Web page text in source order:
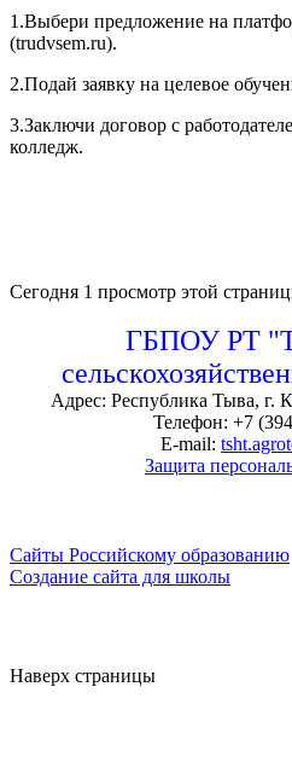
1.Выбери предложение на
(trudvsem.ru).
2.Подай заявку на целевое
3.Заключи договор с
колледж.
Сегодня 1 просмотр этой
ГБПОУ РТ
Адрес: Республика Тыва, г.
Телефон: +7
E-mail:
Защита
Сайты Российскому образованию
Создание сайта для школы
Наверх страницы